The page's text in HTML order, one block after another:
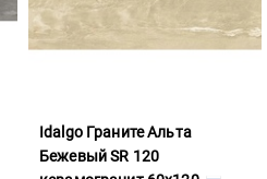
Idalgo Граните Альта
Бежевый SR 120